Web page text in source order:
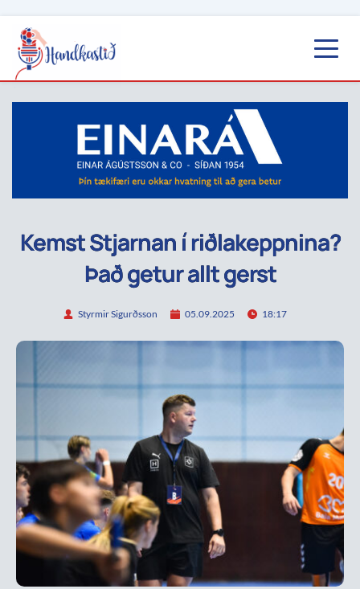
Kemst Stjarnan í riðlakeppnina?
Það getur allt gerst
Styrmir Sigurðsson 05.09.2025 18:17